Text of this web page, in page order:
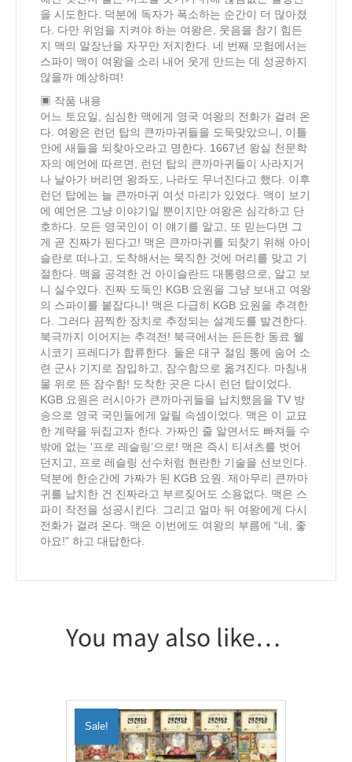
을 시도한다. 덕분에 독자가 폭소하는 순간이 더 많아졌
다. 다만 위엄을 지켜야 하는 여왕은, 웃음을 참기 힘든
지 맥의 말장난을 자꾸만 저지한다. 네 번째 모험에서는
스파이 맥이 여왕을 소리 내어 웃게 만드는 데 성공하지
않을까 예상하며!
▣ 작품 내용
어느 토요일, 심심한 맥에게 영국 여왕의 전화가 걸려 온
다. 여왕은 런던 탑의 큰까마귀들을 도둑맞았으니, 이틀
안에 새들을 되찾아오라고 명한다. 1667년 왕실 천문학
자의 예언에 따르면, 런던 탑의 큰까마귀들이 사라지거
나 날아가 버리면 왕좌도, 나라도 무너진다고 했다. 이후
런던 탑에는 늘 큰까마귀 여섯 마리가 있었다. 맥이 보기
에 예언은 그냥 이야기일 뿐이지만 여왕은 심각하고 단
호하다. 모든 영국인이 이 얘기를 알고, 또 믿는다면 그
게 곧 진짜가 된다고! 맥은 큰까마귀를 되찾기 위해 아이
슬란로 떠나고, 도착해서는 묵직한 것에 머리를 맞고 기
절한다. 맥을 공격한 건 아이슬란드 대통령으로, 알고 보
니 실수였다. 진짜 도둑인 KGB 요원을 그냥 보내고 여왕
의 스파이를 붙잡다니! 맥은 다급히 KGB 요원을 추격한
다. 그러다 끔찍한 장치로 추정되는 설계도를 발견한다.
북극까지 이어지는 추격전! 북극에서는 든든한 동료 웰
시코기 프레디가 합류한다. 둘은 대구 절임 통에 숨어 소
련 군사 기지로 잠입하고, 잠수함으로 옮겨진다. 마침내
물 위로 뜬 잠수함! 도착한 곳은 다시 런던 탑이었다.
KGB 요원은 러시아가 큰까마귀들을 납치했음을 TV 방
송으로 영국 국민들에게 알릴 속셈이었다. 맥은 이 교묘
한 계략을 뒤집고자 한다. 가짜인 줄 알면서도 빠져들 수
밖에 없는 ‘프로 레슬링’으로! 맥은 즉시 티셔츠를 벗어
던지고, 프로 레슬링 선수처럼 현란한 기술을 선보인다.
덕분에 한순간에 가짜가 된 KGB 요원. 제아무리 큰까마
귀를 납치한 건 진짜라고 부르짖어도 소용없다. 맥은 스
파이 작전을 성공시킨다. 그리고 얼마 뒤 여왕에게 다시
전화가 걸려 온다. 맥은 이번에도 여왕의 부름에 “네, 좋
아요!” 하고 대답한다.
You may also like…
Sale!